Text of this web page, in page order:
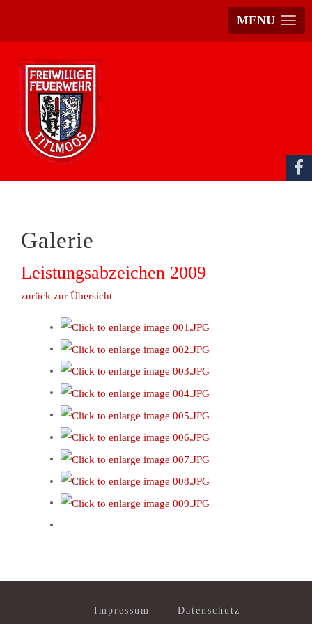
MENU
Galerie
Leistungsabzeichen 2009
zurück zur Übersicht
Impressum Datenschutz